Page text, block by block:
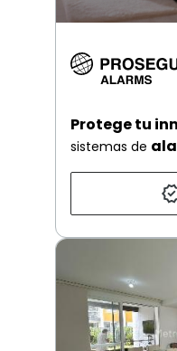
Protege tu
sistemas de